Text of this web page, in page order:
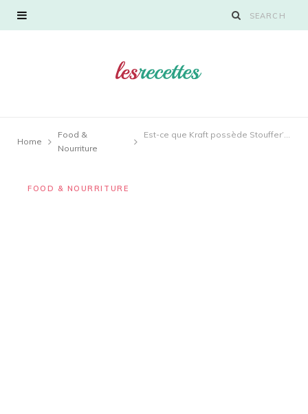
Home
Food &
Nourriture
Est-ce que Kraft possède Stouffer’s ?
FOOD & NOURRITURE